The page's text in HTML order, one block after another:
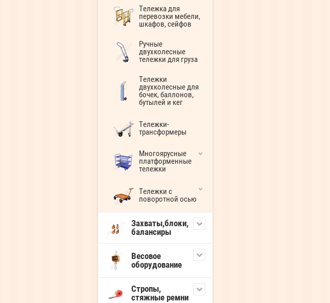
Тележка для
перевозки мебели,
шкафов, сейфов
Ручные
двухколесные
тележки для груза
Тележки
двухколесные для
бочек, баллонов,
бутылей и кег
Тележки-
трансформеры
Многоярусные
платформенные
тележки
Тележки с
поворотной осью
Захваты,блоки,
балансиры
Весовое
оборудование
Стропы,
стяжные ремни